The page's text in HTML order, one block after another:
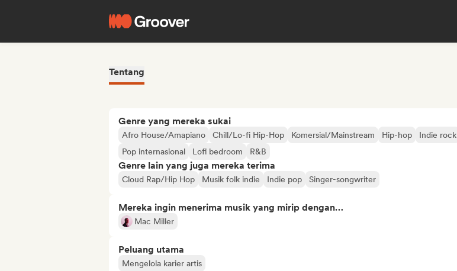
Tentang
Genre yang mereka sukai
Afro House/Amapiano Chill/Lo-fi Hip-Hop Komersial/Mainstream Hip-hop
Indie rock
Pop internasional
Lofi bedroom R&B
Genre lain yang juga mereka terima
Cloud Rap/Hip Hop Musik folk indie Indie pop Singer-songwriter
Mereka ingin menerima musik yang mirip dengan…
Mac Miller
Peluang utama
Mengelola karier artis